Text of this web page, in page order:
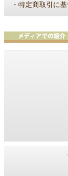
・ 特定商取引に